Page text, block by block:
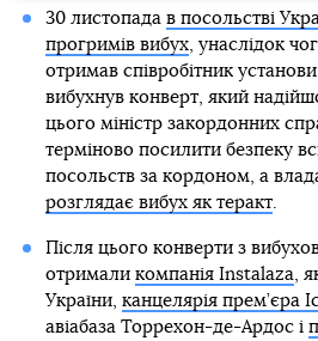
30 листопада в посольстві
прогримів вибух, унаслідок
отримав співробітник
вибухнув конверт, який
цього міністр закордонних
терміново посилити безпеку
посольств за кордоном, а
розглядає вибух як теракт.
Після цього конверти з
отримали компанія Instalaza,
України, канцелярія прем’єра
авіабаза Торрехон-де-Ардос і